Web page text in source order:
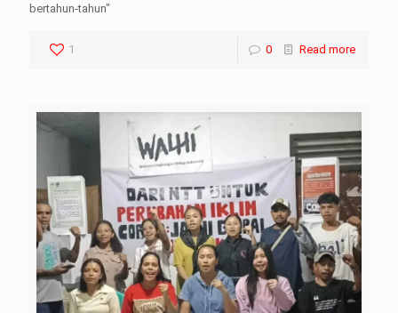
bertahun-tahun"
1 0 Read more